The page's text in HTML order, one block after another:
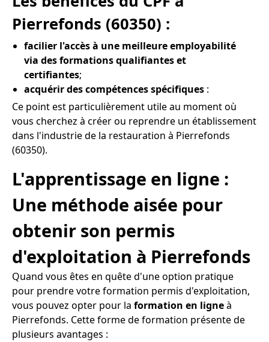
Pierrefonds (60350) :
facilier l'accès à une meilleure employabilité
via des formations qualifiantes et
certifiantes;
acquérir des compétences spécifiques :
Ce point est particulièrement utile au moment où
vous cherchez à créer ou reprendre un établissement
dans l'industrie de la restauration à Pierrefonds
(60350).
L'apprentissage en ligne :
Une méthode aisée pour
obtenir son permis
d'exploitation à Pierrefonds
Quand vous êtes en quête d'une option pratique
pour prendre votre formation permis d'exploitation,
vous pouvez opter pour la formation en ligneà
Pierrefonds. Cette forme de formation présente de
plusieurs avantages :